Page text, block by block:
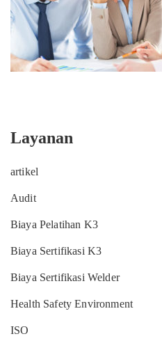
Layanan
artikel
Audit
Biaya Pelatihan K3
Biaya Sertifikasi K3
Biaya Sertifikasi Welder
Health Safety Environment
ISO